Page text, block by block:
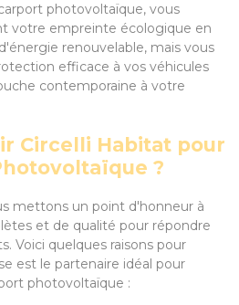
photovoltaïque, vous
votre empreinte écologique en
renouvelable, mais vous
efficace à vos véhicules
contemporaine à votre
Circelli Habitat pour
?
mettons un point d'honneur à
et de qualité pour répondre
Voici quelques raisons pour
est le partenaire idéal pour
photovoltaïque :